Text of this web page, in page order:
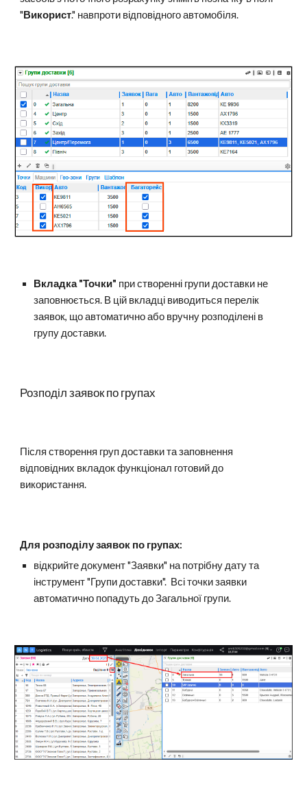
"Використ." навпроти відповідного автомобіля.
Вкладка "Точки" при створенні групи доставки не
заповнюється. В цій вкладці виводиться перелік
заявок, що автоматично або вручну розподілені в
групу доставки.
Розподіл заявок по групах
Після створення груп доставки та заповнення
відповідних вкладок функціонал готовий до
використання.
Для розподілу заявок по групах:
відкрийте документ "Заявки" на потрібну дату та
інструмент "Групи доставки". Всі точки заявки
автоматично попадуть до Загальної групи.